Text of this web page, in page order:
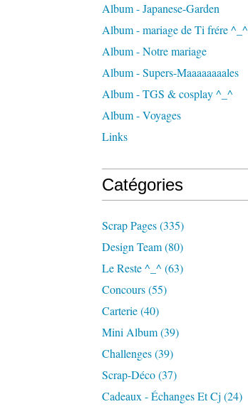
Album - Japanese-Garden
Album - mariage de Ti frére ^_^
Album - Notre mariage
Album - Supers-Maaaaaaaales
Album - TGS & cosplay ^_^
Album - Voyages
Links
Catégories
Scrap Pages(335)
Design Team(80)
Le Reste ^_^ (63)
Concours(55)
Carterie(40)
Mini Album(39)
Challenges(39)
Scrap-Déco(37)
Cadeaux - Échanges Et Cj (24)